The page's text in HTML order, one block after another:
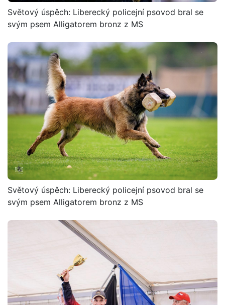
Světový úspěch: Liberecký policejní psovod bral se
svým psem Alligatorem bronz z MS
Světový úspěch: Liberecký policejní psovod bral se
svým psem Alligatorem bronz z MS